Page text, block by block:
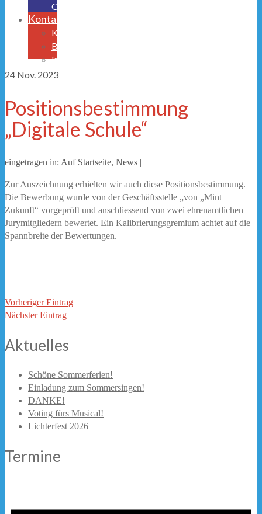
OGS
Kontakt
Krankmeldung
Beurlaubungen
Impressum/Datenschutz
24 Nov. 2023
Positionsbestimmung
„Digitale Schule“
eingetragen in: Auf Startseite, News |
Zur Auszeichnung erhielten wir auch diese Positionsbestimmung.
Die Bewerbung wurde von der Geschäftsstelle „von „Mint
Zukunft“ vorgeprüft und anschliessend von zwei ehrenamtlichen
Jurymitgliedern bewertet. Ein Kalibrierungsgremium achtet auf die
Spannbreite der Bewertungen.
Vorheriger Eintrag
Nächster Eintrag
Aktuelles
Schöne Sommerferien!
Einladung zum Sommersingen!
DANKE!
Voting fürs Musical!
Lichterfest 2026
Termine